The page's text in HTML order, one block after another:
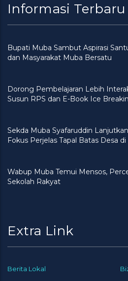
Informasi Terbaru
Bupati Muba Sambut Aspirasi
dan Masyarakat Muba Bersatu
Dorong Pembelajaran Lebih
Susun RPS dan E-Book Ice
Sekda Muba Syafaruddin
Fokus Perjelas Tapal Batas Desa
Wabup Muba Temui Mensos,
Sekolah Rakyat
Extra Link
Berita Lokal